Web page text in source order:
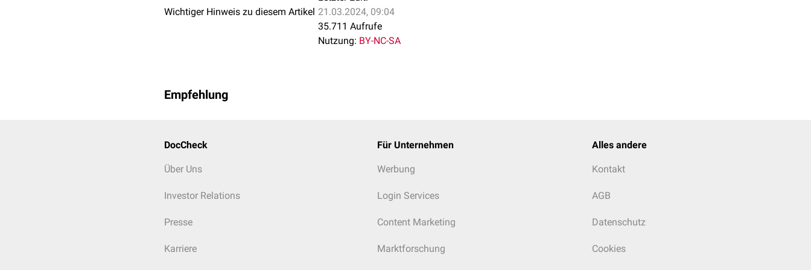
Wichtiger Hinweis zu diesem Artikel 21.03.2024, 09:04
35.711 Aufrufe
Nutzung: BY-NC-SA
Empfehlung
DocCheck
Über Uns
Investor Relations
Presse
Karriere
Für Unternehmen
Werbung
Login Services
Content Marketing
Marktforschung
Alles andere
Kontakt
AGB
Datenschutz
Cookies